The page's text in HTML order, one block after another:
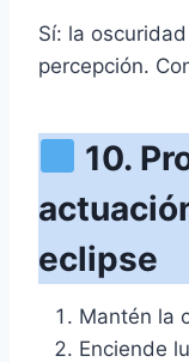
Sí: la
percepción.
10.
eclipse
Mantén la
Enciende